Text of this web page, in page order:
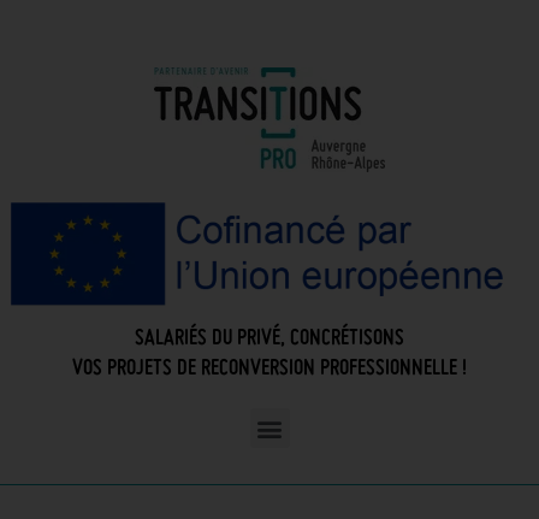
SALARIÉS DU PRIVÉ, CONCRÉTISONS
VOS PROJETS DE RECONVERSION PROFESSIONNELLE !